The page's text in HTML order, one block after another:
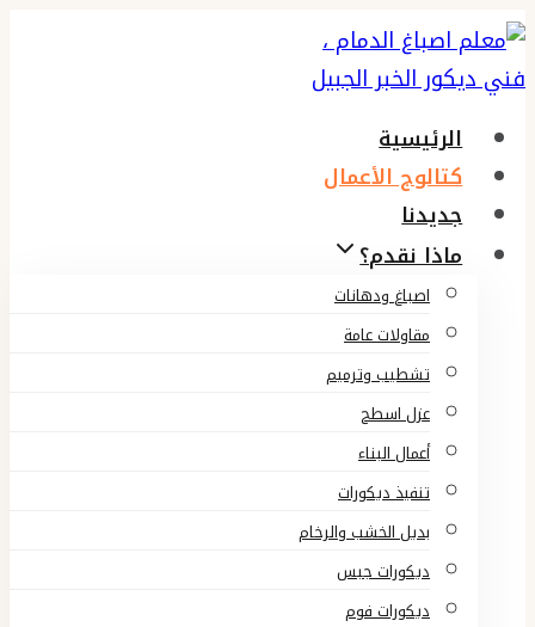
التجاوز
إلى
المحتوى
الرئيسية
كتالوج الأعمال
جديدنا
ماذا نقدم؟
اصباغ ودهانات
مقاولات عامة
تشطيب وترميم
عزل اسطح
أعمال البناء
تنفيذ ديكورات
بديل الخشب والرخام
ديكورات جبس
ديكورات فوم